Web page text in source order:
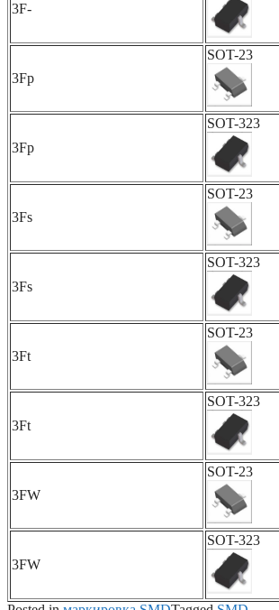
3F-
3Fp
SOT-23
3Fp
SOT-323
3Fs
SOT-23
3Fs
SOT-323
3Ft
SOT-23
3Ft
SOT-323
3FW
SOT-23
3FW
SOT-323